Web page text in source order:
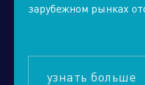
зарубежном рынках
узнать больше